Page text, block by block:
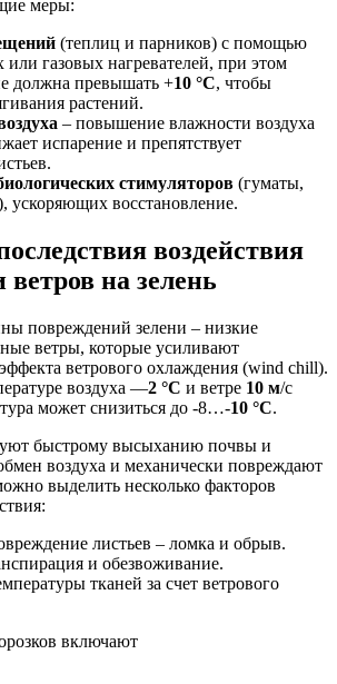
меры:
(теплиц и парников) с помощью
или газовых нагревателей, при этом
должна превышать +10 °C, чтобы
растений.
– повышение влажности воздуха
испарение и препятствует
стимуляторов (гуматы,
ускоряющих восстановление.
воздействия
ветров на зелень
повреждений зелени – низкие
ветры, которые усиливают
ветрового охлаждения (wind chill).
воздуха —2 °C и ветре 10 м/с
может снизиться до -8…-10 °C.
быстрому высыханию почвы и
воздуха и механически повреждают
выделить несколько факторов
листьев – ломка и обрыв.
и обезвоживание.
тканей за счет ветрового
включают